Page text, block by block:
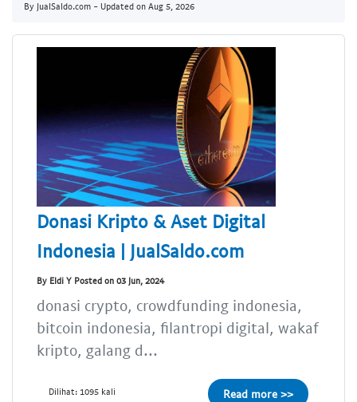
By JualSaldo.com - Updated on Aug 5, 2026
Donasi Kripto & Aset Digital
Indonesia | JualSaldo.com
By Eldi Y Posted on 03 Jun, 2024
donasi crypto, crowdfunding indonesia,
bitcoin indonesia, filantropi digital, wakaf
kripto, galang d...
Dilihat: 1095 kali Read more >>